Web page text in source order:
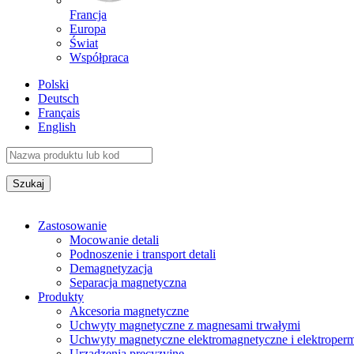
Francja
Europa
Świat
Współpraca
Polski
Deutsch
Français
English
Zastosowanie
Mocowanie detali
Podnoszenie i transport detali
Demagnetyzacja
Separacja magnetyczna
Produkty
Akcesoria magnetyczne
Uchwyty magnetyczne z magnesami trwałymi
Uchwyty magnetyczne elektromagnetyczne i